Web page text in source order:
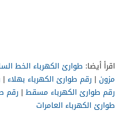
اقرأ أيضا: طوارئ الكهرباء الخط
مزون | رقم طوارئ الكهرباء بهلاء |
رقم طوارئ الكهرباء مسقط | رقم
طوارئ الكهرباء العامرات